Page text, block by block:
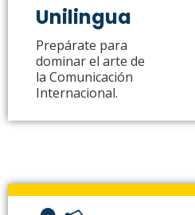
Unilingua
Prepárate para
dominar el arte de
la Comunicación
Internacional.